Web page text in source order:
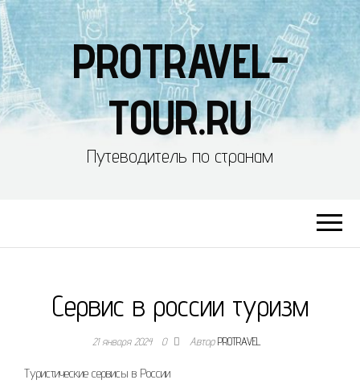
PROTRAVEL-
TOUR.RU
Путеводитель по странам
Сервис в россии туризм
21 января 2024 0 АвторPROTRAVEL
Туристические сервисы в России